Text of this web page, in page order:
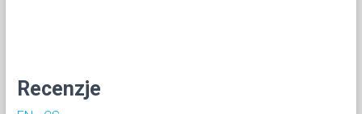
Recenzje